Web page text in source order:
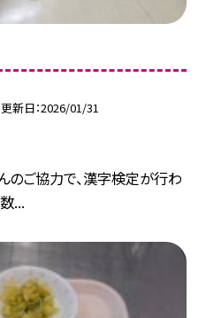
更新日 2026/01/31
ご協力で、漢字検定が行わ
...